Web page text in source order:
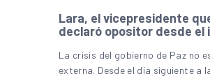
Lara, el vicepresidente
declaró opositor desde el
La crisis del gobierno de Paz no
externa. Desde el día siguiente a